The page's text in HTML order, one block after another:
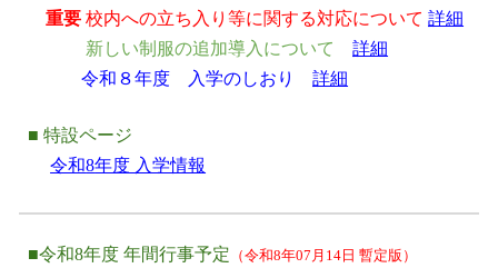
重要 校内への立ち入り等に関する対応について 詳細
新しい制服の追加導入について
詳細
令和８年度 入学のしおり詳細
■ 特設ページ
令和8年度 入学情報
■令和8年度 年間行事予定 （令和8年07月14日 暫定版）